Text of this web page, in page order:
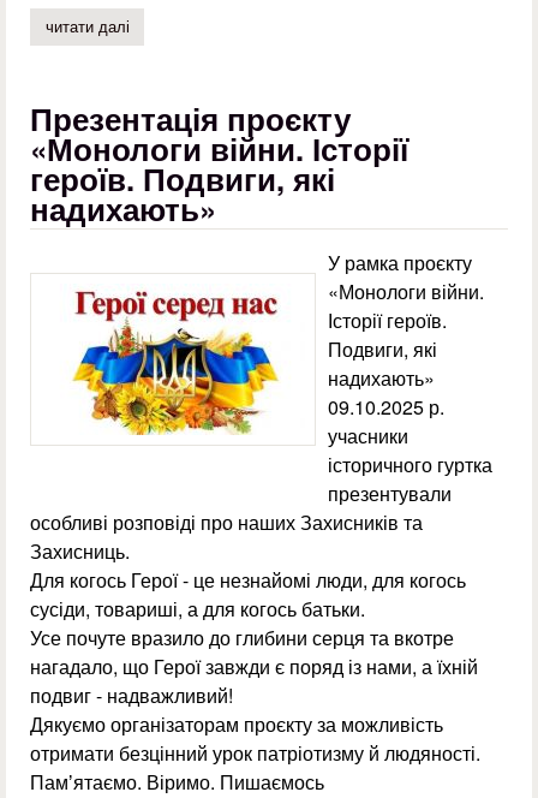
читати далі
Презентація проєкту
«Монологи війни. Історії
героїв. Подвиги, які
надихають»
У рамка проєкту
«Монологи війни.
Історії героїв.
Подвиги, які
надихають»
09.10.2025 р.
учасники
історичного гуртка
презентували
особливі розповіді про наших Захисників та
Захисниць.
Для когось Герої - це незнайомі люди, для когось
сусіди, товариші, а для когось батьки.
Усе почуте вразило до глибини серця та вкотре
нагадало, що Герої завжди є поряд із нами, а їхній
подвиг - надважливий!
Дякуємо організаторам проєкту за можливість
отримати безцінний урок патріотизму й людяності.
Памʼятаємо. Віримо. Пишаємось